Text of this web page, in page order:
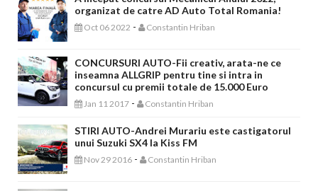
organizat de catre AD Auto Total Romania!
Oct 06 2022 - Constantin Hriban
CONCURSURI AUTO-Fii creativ, arata-ne ce
inseamna ALLGRIP pentru tine si intra in
concursul cu premii totale de 15.000 Euro
Jan 11 2017 - Constantin Hriban
STIRI AUTO-Andrei Murariu este castigatorul
unui Suzuki SX4 la Kiss FM
Nov 29 2016 - Constantin Hriban